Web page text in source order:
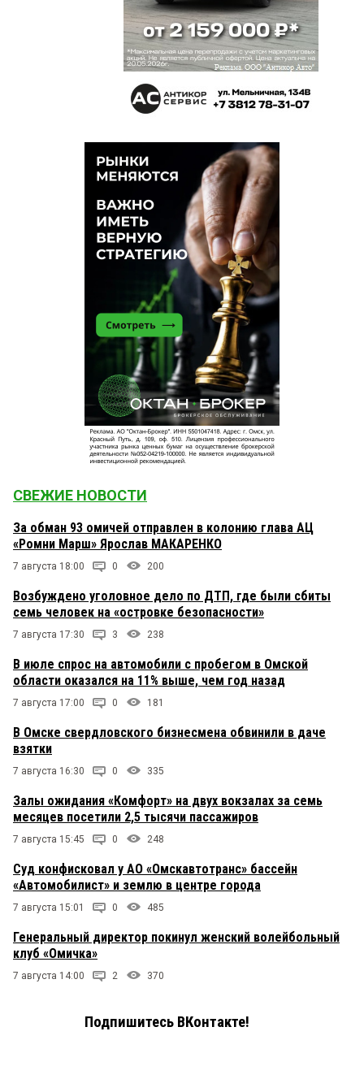
СВЕЖИЕ НОВОСТИ
За обман 93 омичей отправлен в колонию глава АЦ
«Ромни Марш» Ярослав МАКАРЕНКО
7 августа 18:00 0 200
Возбуждено уголовное дело по ДТП, где были сбиты
семь человек на «островке безопасности»
7 августа 17:30 3 238
В июле спрос на автомобили с пробегом в Омской
области оказался на 11% выше, чем год назад
7 августа 17:00 0 181
В Омске свердловского бизнесмена обвинили в даче
взятки
7 августа 16:30 0 335
Залы ожидания «Комфорт» на двух вокзалах за семь
месяцев посетили 2,5 тысячи пассажиров
7 августа 15:45 0 248
Суд конфисковал у АО «Омскавтотранс» бассейн
«Автомобилист» и землю в центре города
7 августа 15:01 0 485
Генеральный директор покинул женский волейбольный
клуб «Омичка»
7 августа 14:00 2 370
Подпишитесь ВКонтакте!